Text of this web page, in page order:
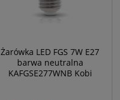
Żarówka LED FGS 7W E27
barwa neutralna
KAFGSE277WNB Kobi